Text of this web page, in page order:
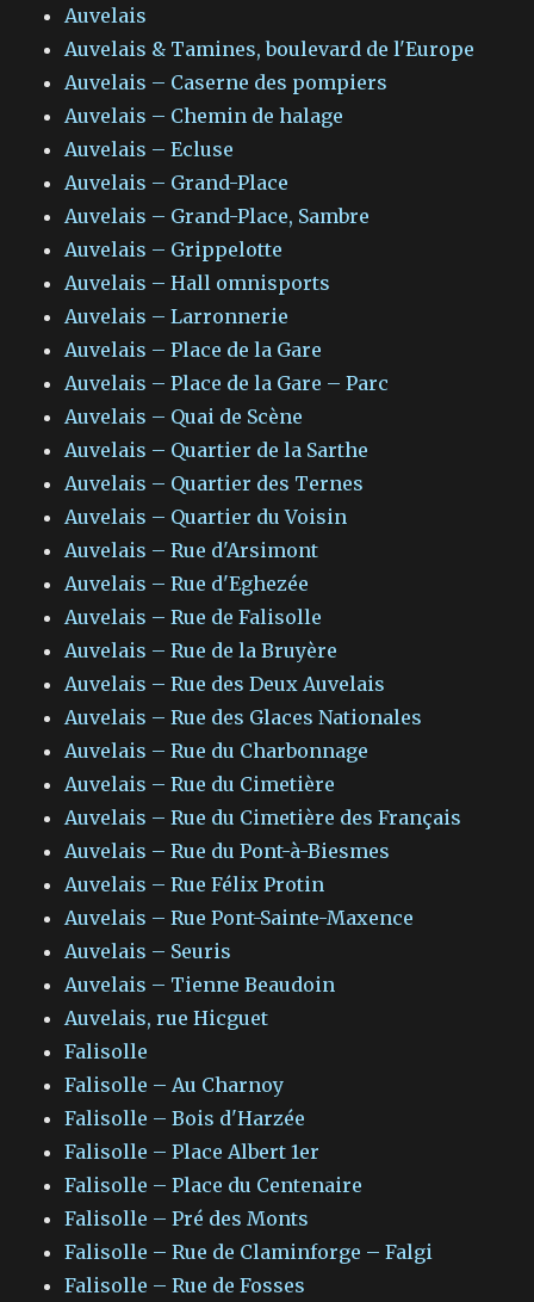
Auvelais
Auvelais & Tamines, boulevard de l'Europe
Auvelais – Caserne des pompiers
Auvelais – Chemin de halage
Auvelais – Ecluse
Auvelais – Grand-Place
Auvelais – Grand-Place, Sambre
Auvelais – Grippelotte
Auvelais – Hall omnisports
Auvelais – Larronnerie
Auvelais – Place de la Gare
Auvelais – Place de la Gare – Parc
Auvelais – Quai de Scène
Auvelais – Quartier de la Sarthe
Auvelais – Quartier des Ternes
Auvelais – Quartier du Voisin
Auvelais – Rue d'Arsimont
Auvelais – Rue d'Eghezée
Auvelais – Rue de Falisolle
Auvelais – Rue de la Bruyère
Auvelais – Rue des Deux Auvelais
Auvelais – Rue des Glaces Nationales
Auvelais – Rue du Charbonnage
Auvelais – Rue du Cimetière
Auvelais – Rue du Cimetière des Français
Auvelais – Rue du Pont-à-Biesmes
Auvelais – Rue Félix Protin
Auvelais – Rue Pont-Sainte-Maxence
Auvelais – Seuris
Auvelais – Tienne Beaudoin
Auvelais, rue Hicguet
Falisolle
Falisolle – Au Charnoy
Falisolle – Bois d'Harzée
Falisolle – Place Albert 1er
Falisolle – Place du Centenaire
Falisolle – Pré des Monts
Falisolle – Rue de Claminforge – Falgi
Falisolle – Rue de Fosses